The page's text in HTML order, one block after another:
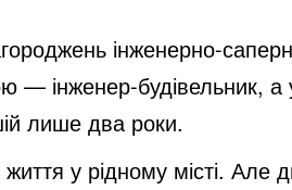
d
e
інженерно-
інженер-будівельник, а
лише два роки.
у рідному місті. Але